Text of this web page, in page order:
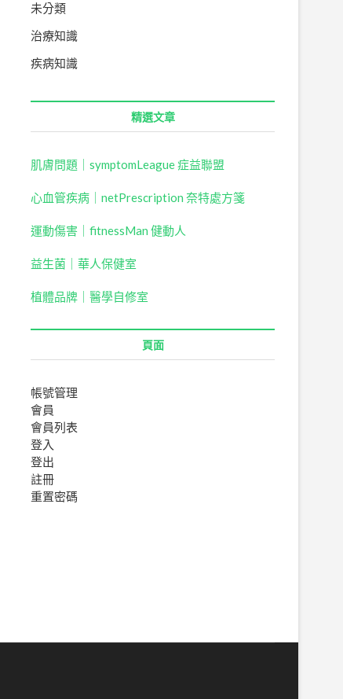
未分類
治療知識
疾病知識
精選文章
肌膚問題｜symptomLeague 症益聯盟
心血管疾病｜netPrescription 奈特處方箋
運動傷害｜fitnessMan 健動人
益生菌｜ 華人保健室
植體品牌｜醫學自修室
頁面
帳號管理
會員
會員列表
登入
登出
註冊
重置密碼